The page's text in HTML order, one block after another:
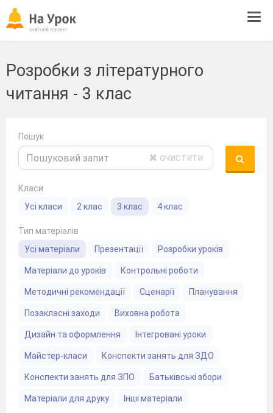
Розробки з літературного
читання - 3 клас
Пошук
очистити
Класи
Усі класи
2 клас 3 клас 4 клас
Тип матеріалів
Усі матеріали
Презентації Розробки уроків
Матеріали до уроків Контрольні роботи
Методичні рекомендації Сценарії Планування
Позакласні заходи Виховна робота
Дизайн та оформлення Інтегровані уроки
Майстер-класи Конспекти занять для ЗДО
Конспекти занять для ЗПО Батьківські збори
Матеріали для друку Інші матеріали